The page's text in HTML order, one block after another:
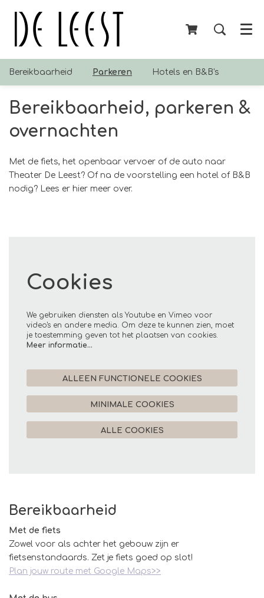
Menu
Bereikbaarheid Parkeren Hotels en B&B's
Bereikbaarheid, parkeren &
overnachten
Met de fiets, het openbaar vervoer of de auto naar
Theater De Leest? Of na de voorstelling een hotel of B&B
nodig? Lees er hier meer over.
Cookies
We gebruiken diensten als Youtube en Vimeo voor
video's en andere media. Om deze te kunnen zien, moet
je toestemming geven tot het plaatsen van cookies.
Meer informatie…
ALLEEN FUNCTIONELE COOKIES
MINIMALE COOKIES
ALLE COOKIES
Bereikbaarheid
Met de fiets
Zowel voor als achter het gebouw zijn er
fietsenstandaards. Zet je fiets goed op slot!
Plan jouw route met Google Maps>>